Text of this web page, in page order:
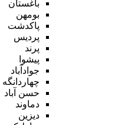
باغستان
بومهن
پاکدشت
پردیس
پرند
پیشوا
جوادآباد
چهاردانگه
حسن آباد
دماوند
دیزین